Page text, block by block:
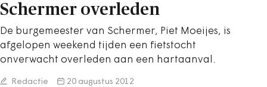
Schermer overleden
De burgemeester van Schermer, Piet Moeijes, is
afgelopen weekend tijden een fietstocht
onverwacht overleden aan een hartaanval.
Redactie 20 augustus 2012